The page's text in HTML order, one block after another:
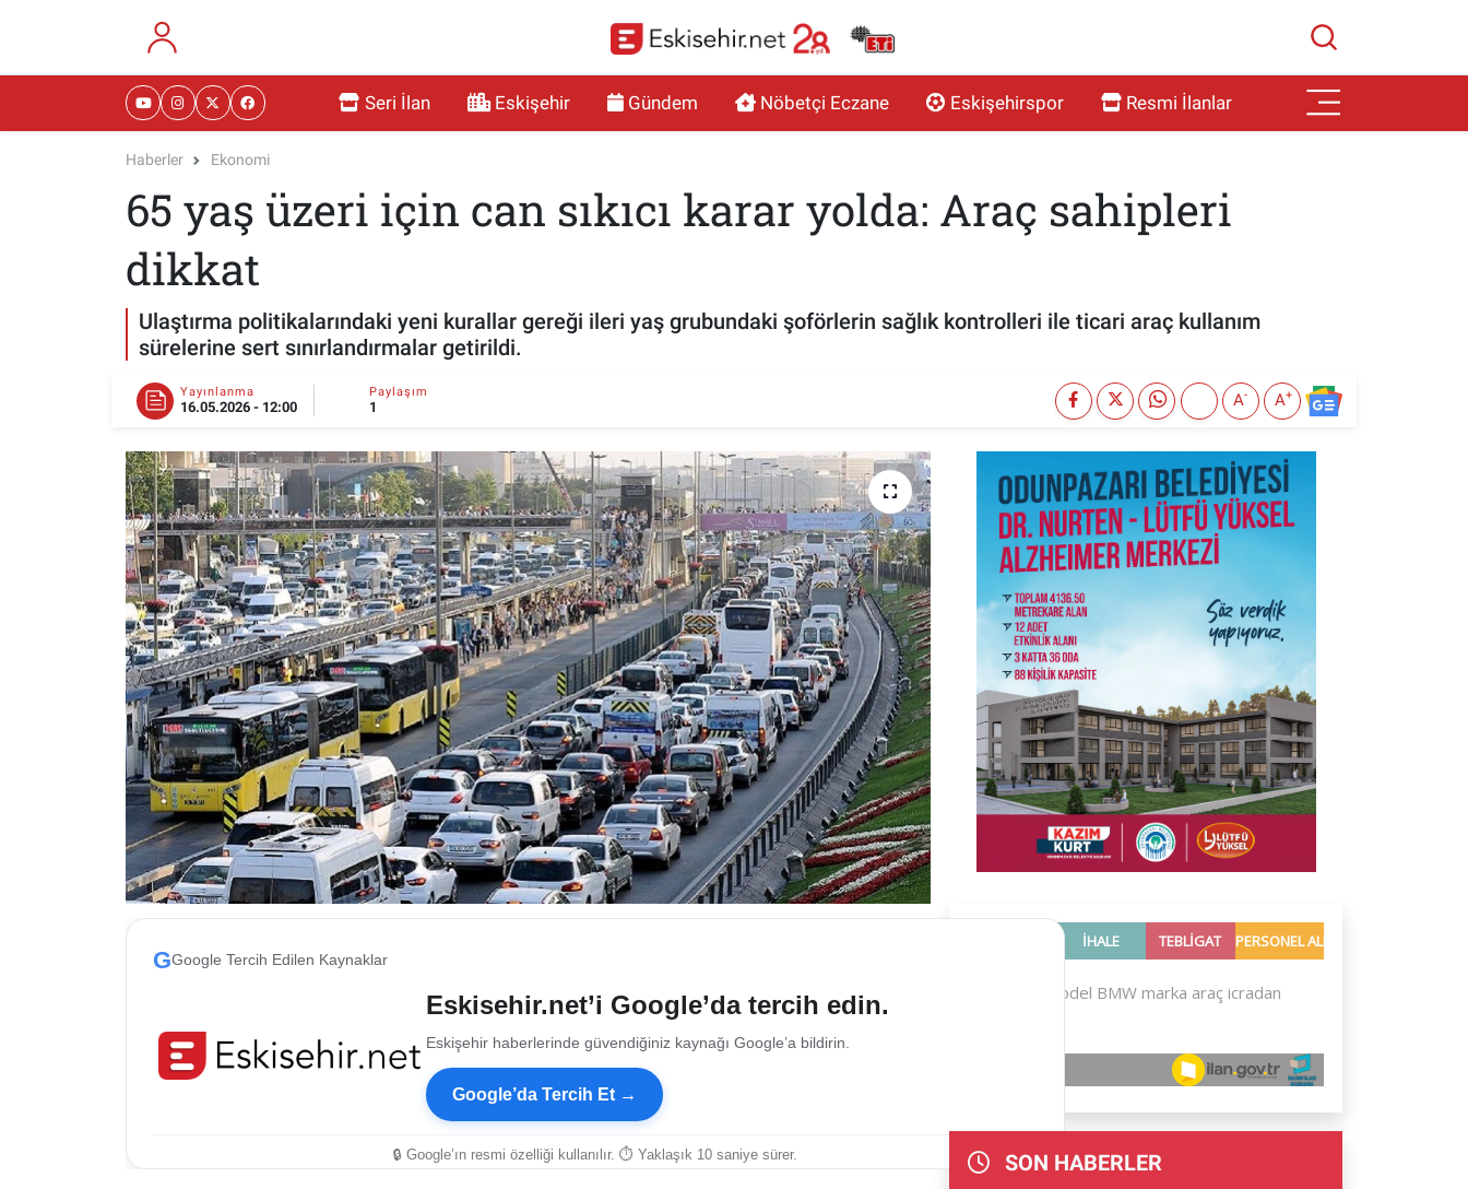
Seri İlan Eskişehir Gündem Nöbetçi Eczane Eskişehirspor Resmi İlanlar
Haberler Ekonomi
65 yaş üzeri için can sıkıcı karar yolda: Araç sahipleri
dikkat
Ulaştırma politikalarındaki yeni kurallar gereği ileri yaş grubundaki şoförlerin sağlık kontrolleri ile ticari araç kullanım
sürelerine sert sınırlandırmalar getirildi.
Yayınlanma
16.05.2026 - 12:00
Paylaşım
1 A- A+
GGoogle Tercih Edilen Kaynaklar
Eskisehir.net’i Google’da tercih edin.
Eskişehir haberlerinde güvendiğiniz kaynağı Google’a bildirin.
Google’da Tercih Et →
🔒 Google’ın resmi özelliği kullanılır. ⏱ Yaklaşık 10 saniye sürer. SON HABERLER
RESMİ İLANLAR
MAGAZİN
TEKNOLOJİ
ESKİŞEHİR NÖBETÇİ ECZANELER
Eskişehir Haber İçerikleri
Eskişehir Hava Durumu
Eskişehir Tramvay Saatleri
Eskişehir Otobüs Saatleri
Eskişehir Nöbetçi Eczaneler
Eskişehir Namaz Vakitleri
Eskişehir Trafik Yoğunluk Haritası
Süper Lig Puan Durumu ve Fikstür
Tüm Manşetler
Son Dakika Haberleri
Haber Arşivi